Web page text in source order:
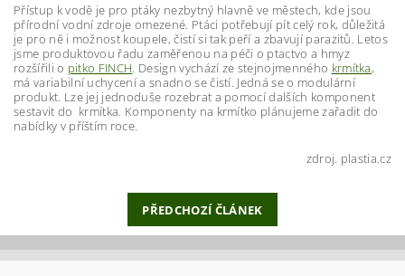
Přístup k vodě je pro ptáky nezbytný hlavně ve městech, kde jsou
přírodní vodní zdroje omezené. Ptáci potřebují pít celý rok, důležitá
je pro ně i možnost koupele, čistí si tak peří a zbavují parazitů. Letos
jsme produktovou řadu zaměřenou na péči o ptactvo a hmyz
rozšířili o pitko FINCH. Design vychází ze stejnojmenného krmítka,
má variabilní uchycení a snadno se čistí. Jedná se o modulární
produkt. Lze jej jednoduše rozebrat a pomocí dalších komponent
sestavit do krmítka. Komponenty na krmítko plánujeme zařadit do
nabídky v příštím roce.
zdroj. plastia.cz
PŘEDCHOZÍ ČLÁNEK